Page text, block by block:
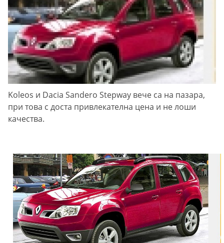
Koleos и Dacia Sandero Stepway вече са на пазара,
при това с доста привлекателна цена и не лоши
качества.